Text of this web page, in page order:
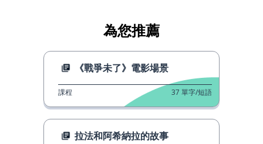
為您推薦
《戰爭未了》電影場景
課程 37 單字/短語
拉法和阿希納拉的故事